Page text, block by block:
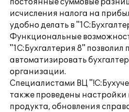
постоянные суммовые
исчисления налога на
удобно делать в
Функциональные
"1С:Бухгалтерия 8" позволил
автоматизировать
организации.
Специалистами ВЦ
также проведены настройки
продукта, обновления